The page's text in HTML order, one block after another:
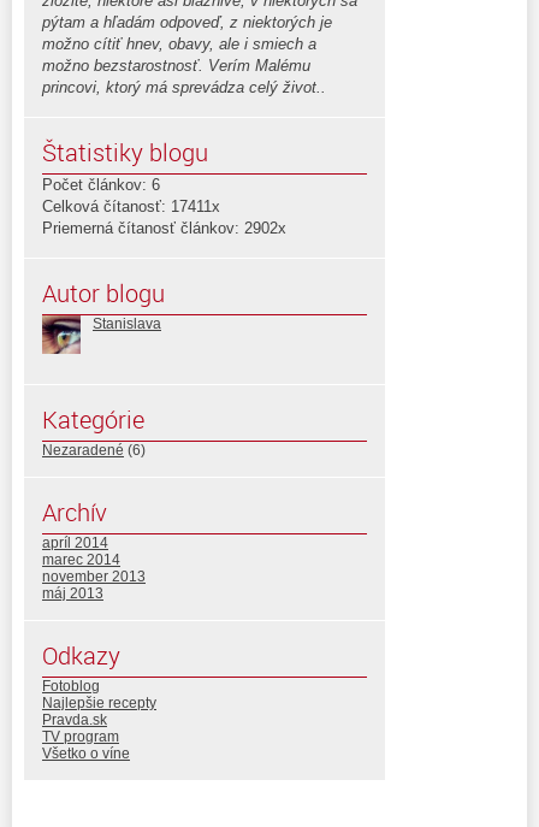
pýtam a hľadám odpoveď, z niektorých je
možno cítiť hnev, obavy, ale i smiech a
možno bezstarostnosť. Verím Malému
princovi, ktorý má sprevádza celý život..
Štatistiky blogu
Počet článkov: 6
Celková čítanosť: 17411x
Priemerná čítanosť článkov: 2902x
Autor blogu
Stanislava
Kategórie
Nezaradené (6)
Archív
apríl 2014
marec 2014
november 2013
máj 2013
Odkazy
Fotoblog
Najlepšie recepty
Pravda.sk
TV program
Všetko o víne